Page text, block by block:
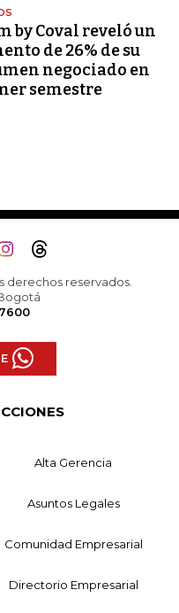
by Coval reveló un
de 26% de su
negociado en
semestre
derechos reservados.
Alta Gerencia
Asuntos Legales
Comunidad Empresarial
Directorio Empresarial